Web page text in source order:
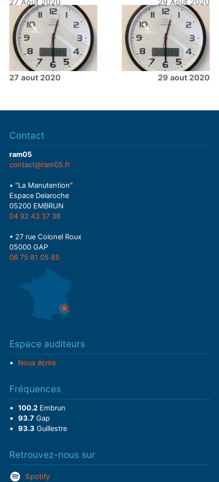
27 Août 2020
27 aout 2020
29 Août 2020
29 aout 2020
Contact
ram05
contact@ram05.fr
• "La Manutention"
Espace Delaroche
05200 EMBRUN
04 92 43 37 38
• 27 rue Colonel Roux
05000 GAP
06 75 81 05 85
Espace auditeurs
Nous écrire
Fréquences
100.2Embrun
93.7 Gap
93.3 Guillestre
Retrouvez-nous sur
Spotify